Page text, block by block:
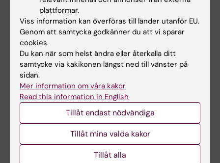
återfall, total överlevnad påverkas samt
säkerhet och tolerabilitet med den nya
behandlingen. Samtliga patienter kommer
prospektivt följas i Svenska Kolorektal Cancer
Registret avseende uppföljning samt med
skiktröntgen och kontroll av tumörmarkörer 1
och 3 år efter operation.
ALASCCA-studien visar att lågdos
acetylsalicylsyra (160 mg dagligen i tre år)
signifikant minskar risken för återfall hos
patienter med kolorektalcancer vars tumörer
har genetiska förändringar i PI3K-signalvägen.
plattformar.
Viss information kan överföras till länder utanför EU.
Genom att samtycka godkänner du att vi sparar
cookies.
Du kan när som helst ändra eller återkalla ditt
samtycke via kakikonen längst ned till vänster på
sidan.
Mer information om våra kakor
Read this information in English
Tillåt endast nödvändiga
Tillåt mina valda kakor
Tillåt alla